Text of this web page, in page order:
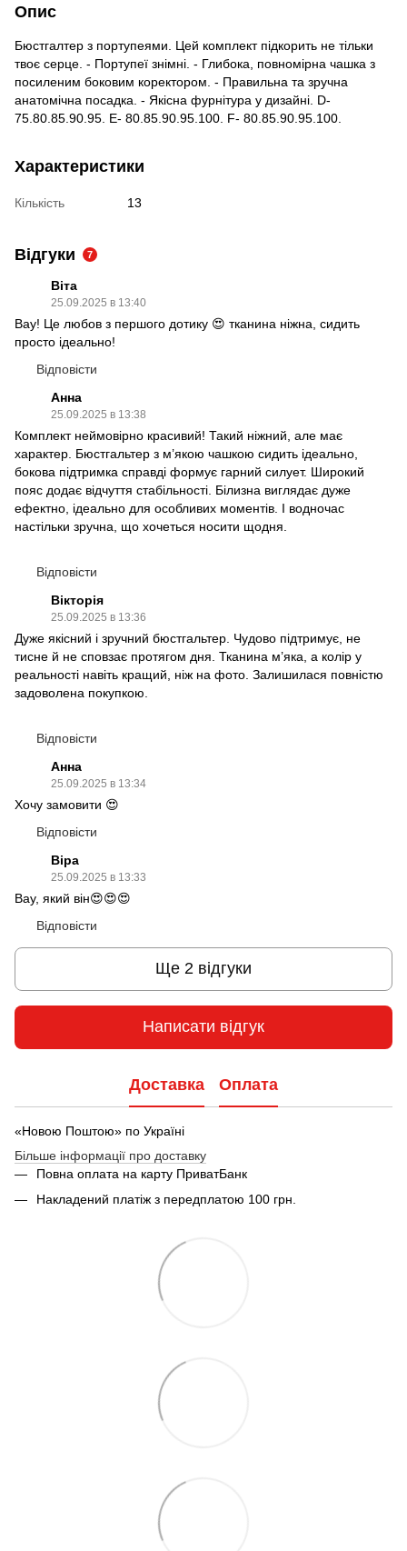
Опис
Бюстгалтер з портупеями. Цей комплект підкорить не тільки
твоє серце. - Портупеї знімні. - Глибока, повномірна чашка з
посиленим боковим коректором. - Правильна та зручна
анатомічна посадка. - Якісна фурнітура у дизайні. D-
75.80.85.90.95. E- 80.85.90.95.100. F- 80.85.90.95.100.
Характеристики
Кількість 13
Відгуки 7
Віта
25.09.2025 в 13:40
Вау! Це любов з першого дотику 😍 тканина ніжна, сидить
просто ідеально!
Відповісти
Анна
25.09.2025 в 13:38
Комплект неймовірно красивий! Такий ніжний, але має
характер. Бюстгальтер з м’якою чашкою сидить ідеально,
бокова підтримка справді формує гарний силует. Широкий
пояс додає відчуття стабільності. Білизна виглядає дуже
ефектно, ідеально для особливих моментів. І водночас
настільки зручна, що хочеться носити щодня.
Відповісти
Вікторія
25.09.2025 в 13:36
Дуже якісний і зручний бюстгальтер. Чудово підтримує, не
тисне й не сповзає протягом дня. Тканина м’яка, а колір у
реальності навіть кращий, ніж на фото. Залишилася повністю
задоволена покупкою.
Відповісти
Анна
25.09.2025 в 13:34
Хочу замовити 😍
Відповісти
Віра
25.09.2025 в 13:33
Вау, який він😍😍😍
Відповісти
Ще 2 відгуки
Написати відгук
Доставка Оплата
«Новою Поштою» по Україні
Більше інформації про доставку
Повна оплата на карту ПриватБанк
Накладений платіж з передплатою 100 грн.